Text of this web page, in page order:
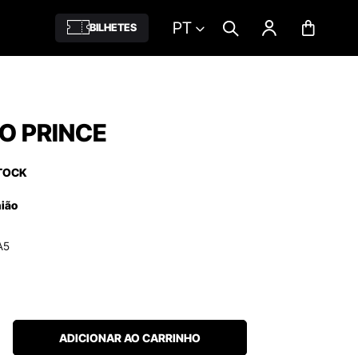
BILHETES PT
PRINCE
ADICIONAR AO CARRINHO